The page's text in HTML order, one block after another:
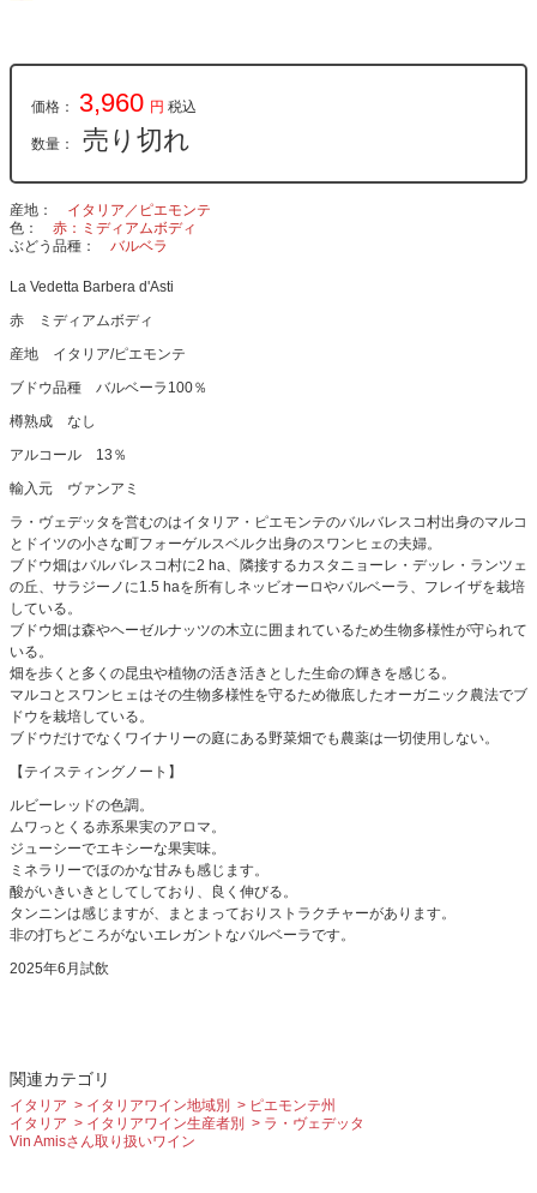
価格： 3,960 円 税込
数量： 売り切れ
産地
イタリア／ピエモンテ
色
赤：ミディアムボディ
ぶどう品種
バルベラ
La Vedetta Barbera d'Asti
赤 ミディアムボディ
産地 イタリア/ピエモンテ
ブドウ品種 バルベーラ100％
樽熟成 なし
アルコール 13％
輸入元 ヴァンアミ
ラ・ヴェデッタを営むのはイタリア・ピエモンテのバルバレスコ村出身のマルコ
とドイツの小さな町フォーゲルスベルク出身のスワンヒェの夫婦。
ブドウ畑はバルバレスコ村に2 ha、隣接するカスタニョーレ・デッレ・ランツェ
の丘、サラジーノに1.5 haを所有しネッビオーロやバルベーラ、フレイザを栽培
している。
ブドウ畑は森やヘーゼルナッツの木立に囲まれているため生物多様性が守られて
いる。
畑を歩くと多くの昆虫や植物の活き活きとした生命の輝きを感じる。
マルコとスワンヒェはその生物多様性を守るため徹底したオーガニック農法でブ
ドウを栽培している。
ブドウだけでなくワイナリーの庭にある野菜畑でも農薬は一切使用しない。
【テイスティングノート】
ルビーレッドの色調。
ムワっとくる赤系果実のアロマ。
ジューシーでエキシーな果実味。
ミネラリーでほのかな甘みも感じます。
酸がいきいきとしてしており、良く伸びる。
タンニンは感じますが、まとまっておりストラクチャーがあります。
非の打ちどころがないエレガントなバルベーラです。
2025年6月試飲
関連カテゴリ
イタリア イタリアワイン地域別
ピエモンテ州
イタリア
イタリアワイン生産者別
ラ・ヴェデッタ
Vin Amisさん取り扱いワイン